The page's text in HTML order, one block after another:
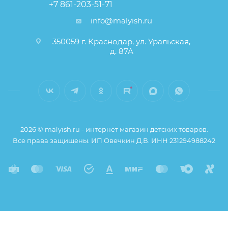
+7 861-203-51-71
info@malyish.ru
350059 г. Краснодар, ул. Уральская,
д. 87А
2026 © malyish.ru - интернет магазин детских товаров.
Все права защищены. ИП Овечкин Д.В. ИНН 231294988242